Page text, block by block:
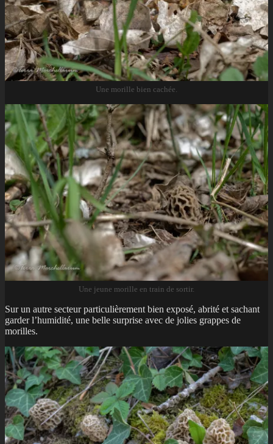
Une morille bien cachée.
Une jeune morille en train de sortir.
Sur un autre secteur particulièrement bien exposé, abrité et sachant
garder l’humidité, une belle surprise avec de jolies grappes de
morilles.